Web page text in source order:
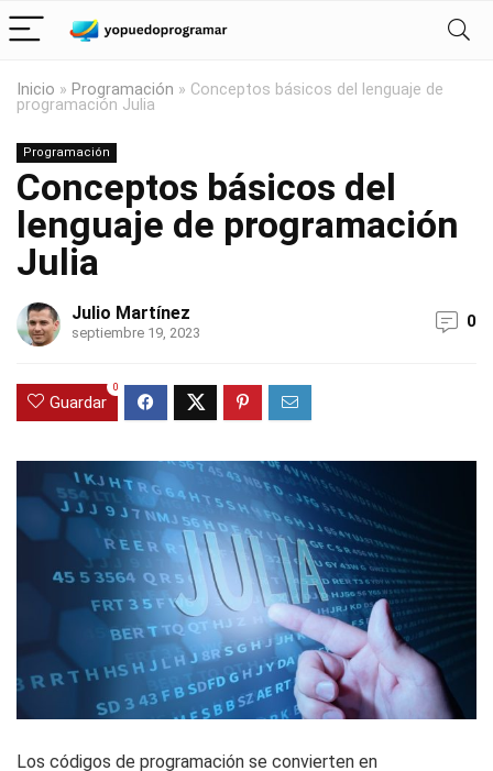
Inicio » Programación » Conceptos básicos del lenguaje de
programación Julia
Programación
Conceptos básicos del
lenguaje de programación
Julia
Julio Martínez
septiembre 19, 2023
0
Guardar
0
Los códigos de programación se convierten en